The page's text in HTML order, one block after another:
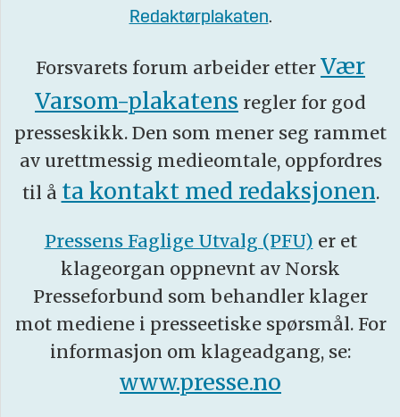
Redaktørplakaten.
Forsvarets forum arbeider etter Vær
Varsom-plakatens regler for god
presseskikk. Den som mener seg rammet
av urettmessig medieomtale, oppfordres
til å ta kontakt med redaksjonen.
Pressens Faglige Utvalg (PFU) er et
klageorgan oppnevnt av Norsk
Presseforbund som behandler klager
mot mediene i presseetiske spørsmål. For
informasjon om klageadgang, se:
www.presse.no